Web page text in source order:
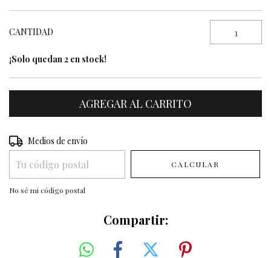
CANTIDAD
¡Solo quedan2 en stock!
Entregas para el CP:
Medios de envío
CALCULAR
No sé mi código postal
Compartir: